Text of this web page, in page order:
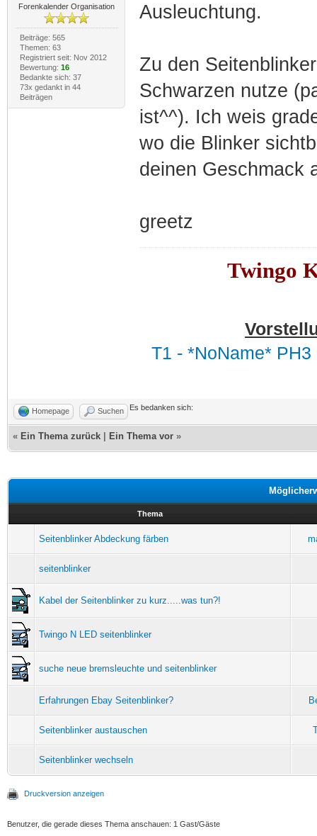
Forenkalender Organisation
Beiträge: 565
Themen: 63
Registriert seit: Nov 2012
Bewertung: 16
Bedankte sich: 37
73x gedankt in 44
Beiträgen
Ausleuchtung.
Zu den
Schwarzen nutze
ist^^). Ich weis
wo die Blinker
deinen Geschmack
greetz
Twingo
T1 - *NoName*
Homepage Suchen Es bedanken sich:
« Ein Thema zurück Ein Thema vor »
Thema
Seitenblinker Abdeckung färben
seitenblinker
Kabel der Seitenblinker zu kurz.....was tun?!
Twingo N LED seitenblinker
suche neue bremsleuchte und seitenblinker
Erfahrungen Ebay Seitenblinker?
Seitenblinker austauschen
Seitenblinker wechseln
Druckversion anzeigen
Benutzer, die gerade dieses Thema anschauen: 1 Gast/Gäste